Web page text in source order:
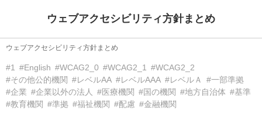
ウェブアクセシビリティ方針まとめ
ウェブアクセシビリティ方針まとめ
#1 #English #WCAG2_0 #WCAG2_1
#WCAG2_2
#その他公的機関 #レベルAA #レベルAAA #レベルＡ
#一部準拠
#企業 #企業以外の法人 #医療機関 #国の機関 #地方自治体 #基準
#教育機関 #準拠 #福祉機関 #配慮 #金融機関